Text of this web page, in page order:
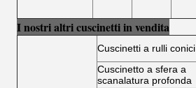
I nostri altri cuscinetti in vendita
Cuscinetti a rulli conici
Cuscinetto a sfera a
scanalatura profonda